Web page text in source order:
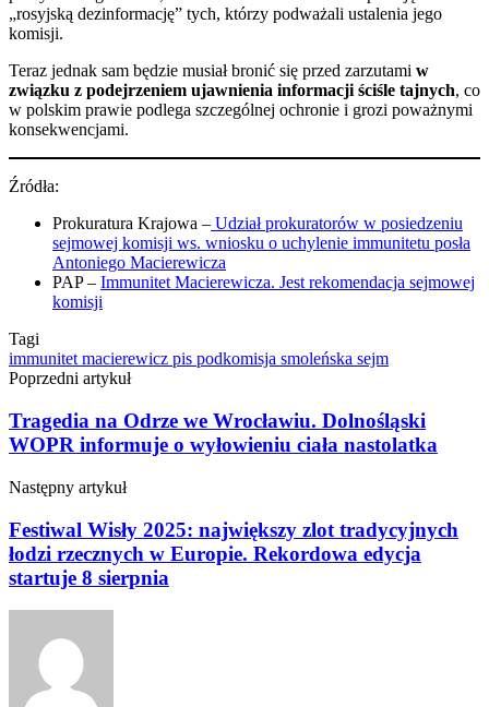
„rosyjską dezinformację” tych, którzy podważali ustalenia jego
komisji.
Teraz jednak sam będzie musiał bronić się przed zarzutami w
związku z podejrzeniem ujawnienia informacji ściśle tajnych, co
w polskim prawie podlega szczególnej ochronie i grozi poważnymi
konsekwencjami.
Źródła:
Prokuratura Krajowa – Udział prokuratorów w posiedzeniu
sejmowej komisji ws. wniosku o uchylenie immunitetu posła
Antoniego Macierewicza
PAP – Immunitet Macierewicza. Jest rekomendacja sejmowej
komisji
Tagi
immunitetmacierewicz pis podkomisja smoleńska sejm
Poprzedni artykuł
Tragedia na Odrze we Wrocławiu. Dolnośląski
WOPR informuje o wyłowieniu ciała nastolatka
Następny artykuł
Festiwal Wisły 2025: największy zlot tradycyjnych
łodzi rzecznych w Europie. Rekordowa edycja
startuje 8 sierpnia